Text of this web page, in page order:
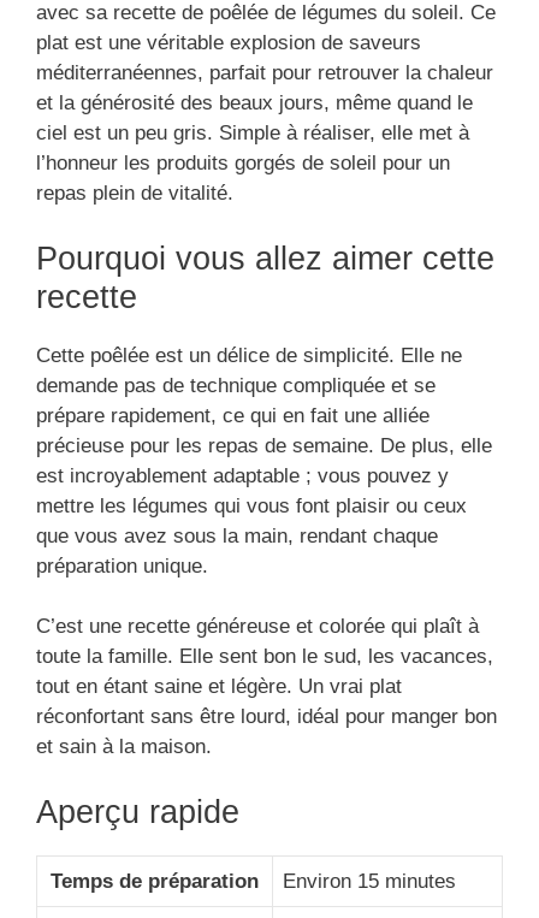
avec sa recette de poêlée de légumes du soleil. Ce
plat est une véritable explosion de saveurs
méditerranéennes, parfait pour retrouver la chaleur
et la générosité des beaux jours, même quand le
ciel est un peu gris. Simple à réaliser, elle met à
l’honneur les produits gorgés de soleil pour un
repas plein de vitalité.
Pourquoi vous allez aimer cette
recette
Cette poêlée est un délice de simplicité. Elle ne
demande pas de technique compliquée et se
prépare rapidement, ce qui en fait une alliée
précieuse pour les repas de semaine. De plus, elle
est incroyablement adaptable ; vous pouvez y
mettre les légumes qui vous font plaisir ou ceux
que vous avez sous la main, rendant chaque
préparation unique.
C’est une recette généreuse et colorée qui plaît à
toute la famille. Elle sent bon le sud, les vacances,
tout en étant saine et légère. Un vrai plat
réconfortant sans être lourd, idéal pour manger bon
et sain à la maison.
Aperçu rapide
Temps de préparation Environ 15 minutes